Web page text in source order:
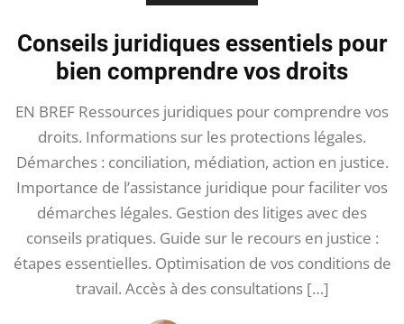
Conseils juridiques essentiels pour
bien comprendre vos droits
EN BREF Ressources juridiques pour comprendre vos
droits. Informations sur les protections légales.
Démarches : conciliation, médiation, action en justice.
Importance de l’assistance juridique pour faciliter vos
démarches légales. Gestion des litiges avec des
conseils pratiques. Guide sur le recours en justice :
étapes essentielles. Optimisation de vos conditions de
travail. Accès à des consultations […]